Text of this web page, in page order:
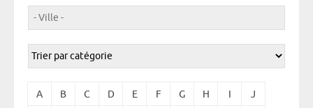
A B C D E F G H I J